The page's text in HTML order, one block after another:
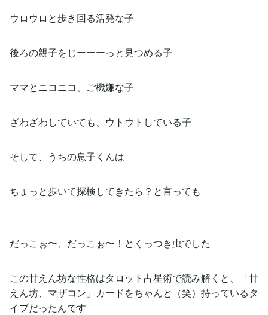
ウロウロと歩き回る活発な子
後ろの親子をじーーーっと見つめる子
ママとニコニコ、ご機嫌な子
ざわざわしていても、ウトウトしている子
そして、うちの息子くんは
ちょっと歩いて探検してきたら？と言っても
だっこぉ〜、だっこぉ〜！とくっつき虫でした
この甘えん坊な性格はタロット占星術で読み解くと、「甘
えん坊、マザコン」カードをちゃんと（笑）持っているタ
イプだったんです